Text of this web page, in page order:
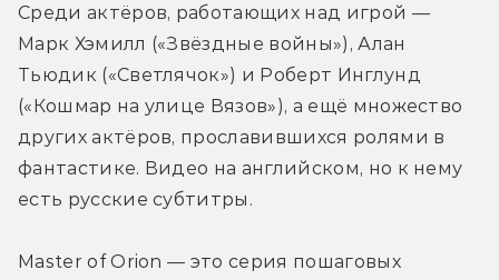
Среди актёров, работающих над игрой —
Марк Хэмилл («Звёздные войны»), Алан
Тьюдик («Светлячок») и Роберт Инглунд
(«Кошмар на улице Вязов»), а ещё множество
других актёров, прославившихся ролями в
фантастике. Видео на английском, но к нему
есть русские субтитры.
Master of Orion — это серия пошаговых